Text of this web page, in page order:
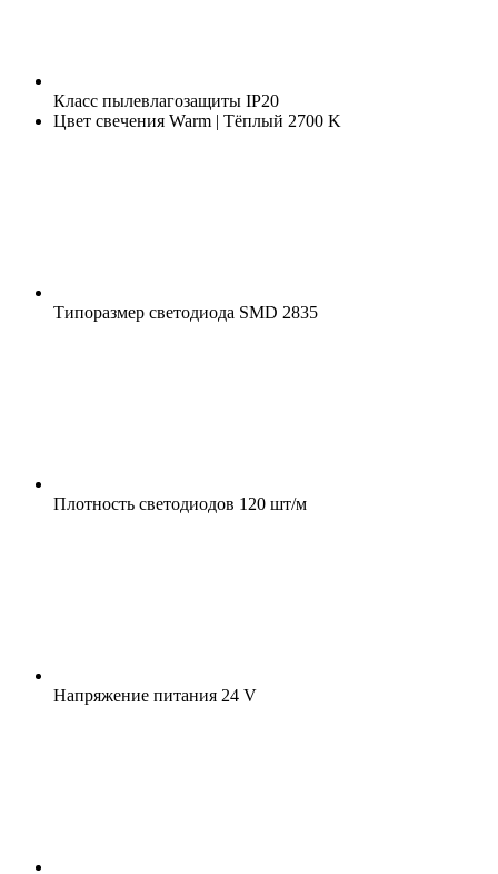
Класс пылевлагозащиты IP20
Цвет свечения Warm | Тёплый 2700 K
Типоразмер светодиода SMD 2835
Плотность светодиодов 120 шт/м
Напряжение питания 24 V